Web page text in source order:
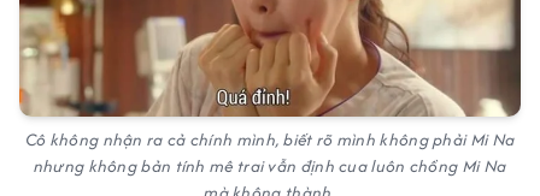
Cô không nhận ra cả chính mình, biết rõ mình không phải Mi Na
nhưng không bản tính mê trai vẫn định cua luôn chồng Mi Na